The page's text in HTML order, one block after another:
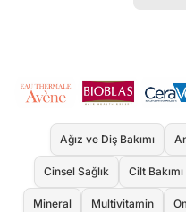
Ağız ve Diş Bakımı
Cinsel Sağlık Cilt Bakımı
Mineral Multivitamin